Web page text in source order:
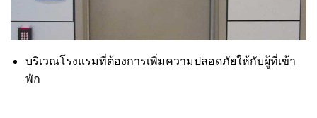
บริเวณโรงแรมที่ต้องการเพิ่มความปลอดภัยให้กับผู้ที่เข้า
พัก